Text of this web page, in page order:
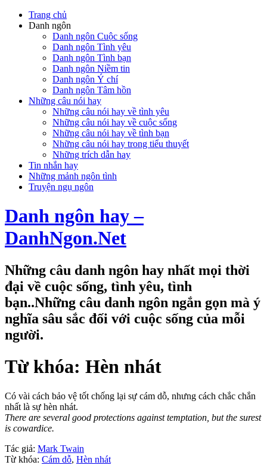
Trang chủ
Danh ngôn
Danh ngôn Cuộc sống
Danh ngôn Tình yêu
Danh ngôn Tình bạn
Danh ngôn Niềm tin
Danh ngôn Ý chí
Danh ngôn Tâm hồn
Những câu nói hay
Những câu nói hay về tình yêu
Những câu nói hay về cuộc sống
Những câu nói hay về tình bạn
Những câu nói hay trong tiểu thuyết
Những trích dẫn hay
Tin nhắn hay
Những mảnh ngôn tình
Truyện ngụ ngôn
Danh ngôn hay –
DanhNgon.Net
Những câu danh ngôn hay nhất mọi thời
đại về cuộc sống, tình yêu, tình
bạn..Những câu danh ngôn ngắn gọn mà ý
nghĩa sâu sắc đối với cuộc sống của mỗi
người.
Từ khóa: Hèn nhát
Có vài cách bảo vệ tốt chống lại sự cám dỗ, nhưng cách chắc chắn
nhất là sự hèn nhát.
There are several good protections against temptation, but the surest
is cowardice.
Tác giả: Mark Twain
Từ khóa: Cám dỗ, Hèn nhát